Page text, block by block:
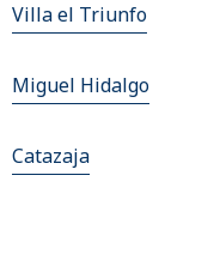
Villa el Triunfo
Miguel Hidalgo
Catazaja